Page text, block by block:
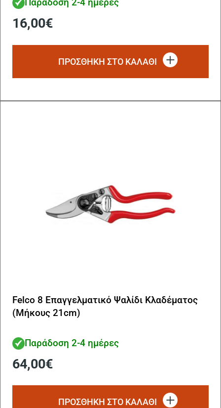
Παράδοση 2-4 ημέρες
16,00€
ΠΡΟΣΘΗΚΗ ΣΤΟ ΚΑΛΑΘΙ
Felco 8 Επαγγελματικό Ψαλίδι Κλαδέματος
(Μήκους 21cm)
Παράδοση 2-4 ημέρες
64,00€
ΠΡΟΣΘΗΚΗ ΣΤΟ ΚΑΛΑΘΙ